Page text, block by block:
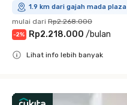
1.9 km dari gajah mada plaza
mulai dari Rp2.268.000
-2% Rp2.218.000 /bulan
Lihat info lebih banyak